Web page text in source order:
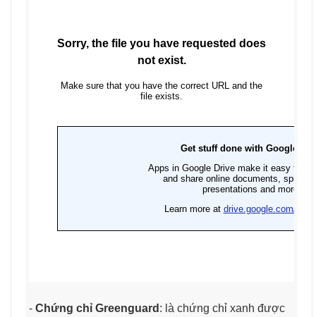
- Chứng chỉ Greenguard : là chứng chỉ xanh được